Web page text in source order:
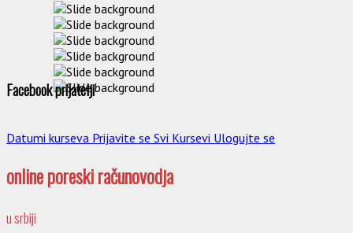
Facebook prijatelji
Datumi kurseva Prijavite se Svi Kursevi Ulogujte se
online poreski računovodja
u srbiji